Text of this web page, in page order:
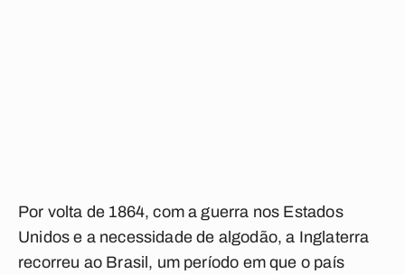
Por volta de 1864, com a guerra nos Estados
Unidos e a necessidade de algodão, a Inglaterra
recorreu ao Brasil, um período em que o país